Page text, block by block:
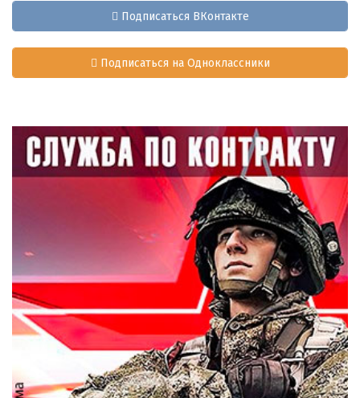
Подписаться ВКонтакте
Подписаться на Одноклассники